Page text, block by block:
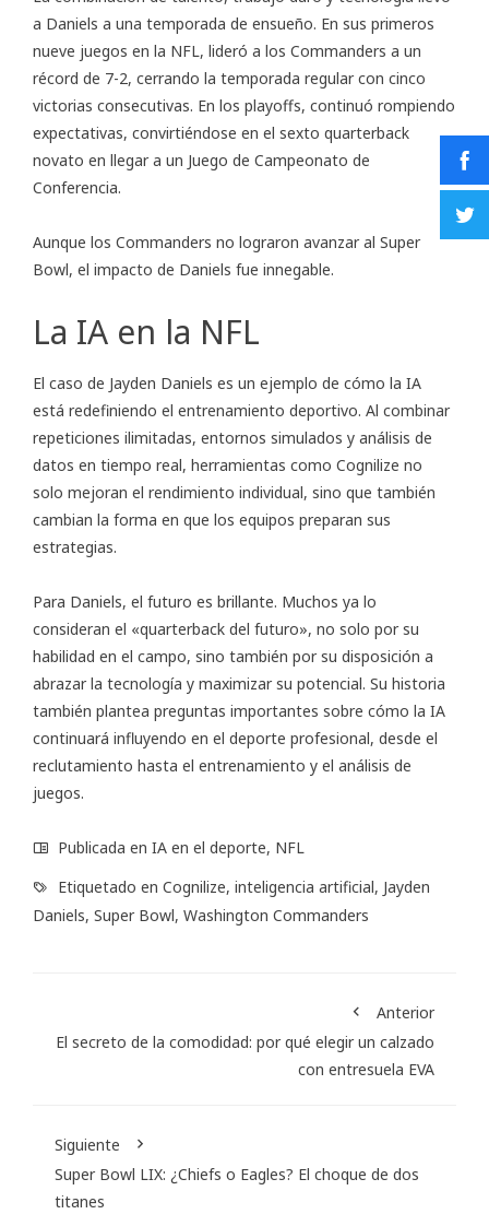
a Daniels a una temporada de ensueño. En sus primeros
nueve juegos en la NFL, lideró a los Commanders a un
récord de 7-2, cerrando la temporada regular con cinco
victorias consecutivas. En los playoffs, continuó rompiendo
expectativas, convirtiéndose en el sexto quarterback
novato en llegar a un Juego de Campeonato de
Conferencia.
Aunque los Commanders no lograron avanzar al Super
Bowl, el impacto de Daniels fue innegable.
La IA en la NFL
El caso de Jayden Daniels es un ejemplo de cómo la IA
está redefiniendo el entrenamiento deportivo. Al combinar
repeticiones ilimitadas, entornos simulados y análisis de
datos en tiempo real, herramientas como Cognilize no
solo mejoran el rendimiento individual, sino que también
cambian la forma en que los equipos preparan sus
estrategias.
Para Daniels, el futuro es brillante. Muchos ya lo
consideran el «quarterback del futuro», no solo por su
habilidad en el campo, sino también por su disposición a
abrazar la tecnología y maximizar su potencial. Su historia
también plantea preguntas importantes sobre cómo la IA
continuará influyendo en el deporte profesional, desde el
reclutamiento hasta el entrenamiento y el análisis de
juegos.
Publicada en IA en el deporte, NFL
Etiquetado en Cognilize, inteligencia artificial, Jayden
Daniels, Super Bowl, Washington Commanders
Anterior
El secreto de la comodidad: por qué elegir un calzado
con entresuela EVA
Siguiente
Super Bowl LIX: ¿Chiefs o Eagles? El choque de dos
titanes